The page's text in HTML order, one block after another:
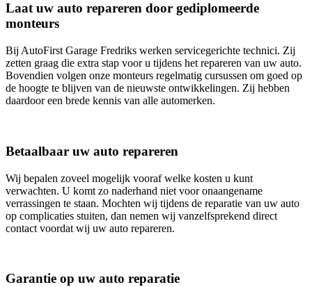
Laat uw auto repareren door gediplomeerde
monteurs
Bij AutoFirst Garage Fredriks werken servicegerichte technici. Zij
zetten graag die extra stap voor u tijdens het repareren van uw auto.
Bovendien volgen onze monteurs regelmatig cursussen om goed op
de hoogte te blijven van de nieuwste ontwikkelingen. Zij hebben
daardoor een brede kennis van alle automerken.
Betaalbaar uw auto repareren
Wij bepalen zoveel mogelijk vooraf welke kosten u kunt
verwachten. U komt zo naderhand niet voor onaangename
verrassingen te staan. Mochten wij tijdens de reparatie van uw auto
op complicaties stuiten, dan nemen wij vanzelfsprekend direct
contact voordat wij uw auto repareren.
Garantie op uw auto reparatie